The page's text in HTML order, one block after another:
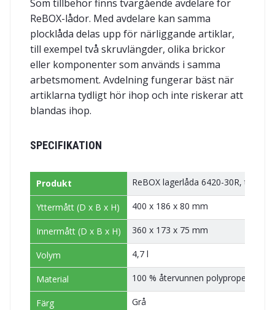
Som tillbehör finns tvärgående avdelare för
ReBOX-lådor. Med avdelare kan samma
plocklåda delas upp för närliggande artiklar,
till exempel två skruvlängder, olika brickor
eller komponenter som används i samma
arbetsmoment. Avdelning fungerar bäst när
artiklarna tydligt hör ihop och inte riskerar att
blandas ihop.
SPECIFIKATION
Produkt ReBOX lagerlåda 6420-30R,
Yttermått (D x B x H) 400 x 186 x 80 mm
Innermått (D x B x H) 360 x 173 x 75 mm
Volym 4,7 l
Material 100 % återvunnen polypropen (PP)
Färg Grå